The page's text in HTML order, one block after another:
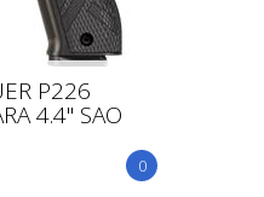
P226
4.4" SAO
0